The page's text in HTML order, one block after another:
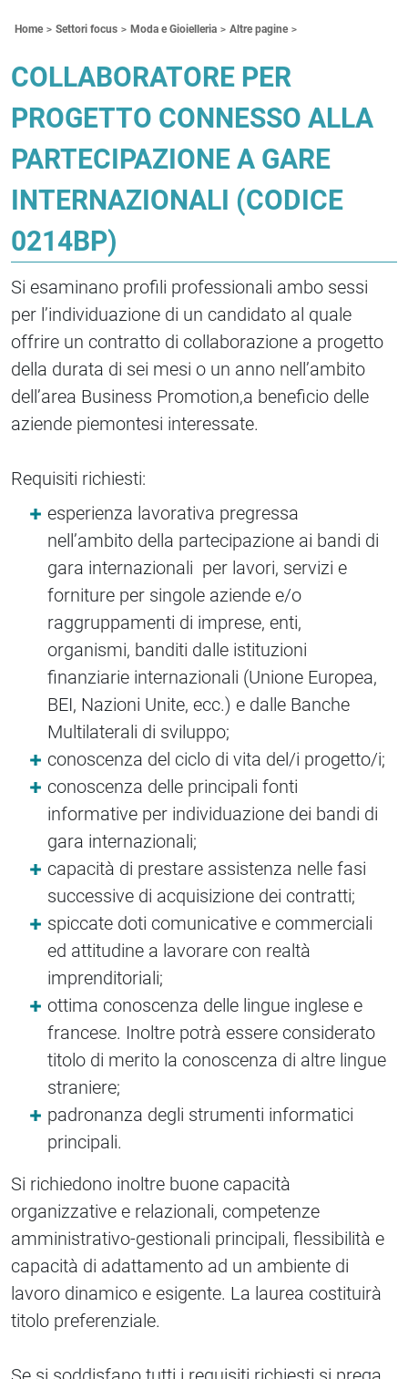
Contenuti Principali
Home Settori focus Moda e Gioielleria Altre pagine
COLLABORATORE PER
PROGETTO CONNESSO ALLA
PARTECIPAZIONE A GARE
INTERNAZIONALI (CODICE
0214BP)
Si esaminano profili professionali ambo sessi
per l’individuazione di un candidato al quale
offrire un contratto di collaborazione a progetto
della durata di sei mesi o un anno nell’ambito
dell’area Business Promotion,a beneficio delle
aziende piemontesi interessate.
Requisiti richiesti:
esperienza lavorativa pregressa
nell’ambito della partecipazione ai bandi di
gara internazionali per lavori, servizi e
forniture per singole aziende e/o
raggruppamenti di imprese, enti,
organismi, banditi dalle istituzioni
finanziarie internazionali (Unione Europea,
BEI, Nazioni Unite, ecc.) e dalle Banche
Multilaterali di sviluppo;
conoscenza del ciclo di vita del/i progetto/i;
conoscenza delle principali fonti
informative per individuazione dei bandi di
gara internazionali;
capacità di prestare assistenza nelle fasi
successive di acquisizione dei contratti;
spiccate doti comunicative e commerciali
ed attitudine a lavorare con realtà
imprenditoriali;
ottima conoscenza delle lingue inglese e
francese. Inoltre potrà essere considerato
titolo di merito la conoscenza di altre lingue
straniere;
padronanza degli strumenti informatici
principali.
Si richiedono inoltre buone capacità
organizzative e relazionali, competenze
amministrativo-gestionali principali, flessibilità e
capacità di adattamento ad un ambiente di
lavoro dinamico e esigente. La laurea costituirà
titolo preferenziale.